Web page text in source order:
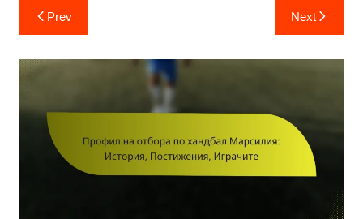
Post
navigation
Prev Next